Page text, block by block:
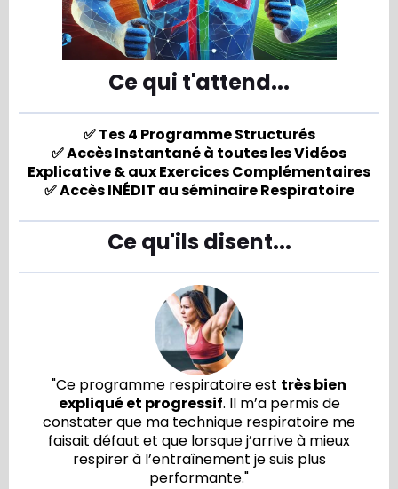
Ce qui t'attend...
✅ Tes 4 Programme Structurés
✅ Accès Instantané à toutes les Vidéos
Explicative & aux Exercices Complémentaires
✅ Accès INÉDIT au séminaire Respiratoire
Ce qu'ils disent...
"Ce programme respiratoire est très bien
expliqué et progressif. Il m’a permis de
constater que ma technique respiratoire me
faisait défaut et que lorsque j’arrive à mieux
respirer à l’entraînement je suis plus
performante."